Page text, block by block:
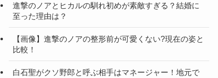
進撃のノアとヒカルの馴れ初めが素敵すぎる？結婚に
至った理由は？
【画像】進撃のノアの整形前が可愛くない?現在の姿と
比較！
白石聖がクソ野郎と呼ぶ相手はマネージャー！地元で